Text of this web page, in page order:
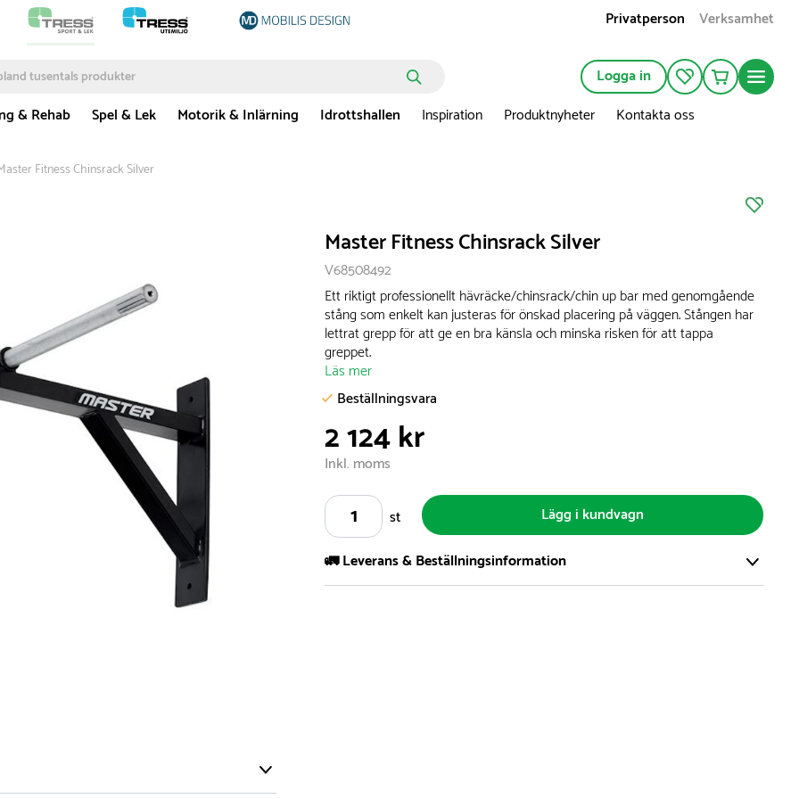
Privatperson Verksamhet
Logga in
& Rehab Spel & Lek Motorik & Inlärning Idrottshallen Inspiration Produktnyheter Kontakta oss
Fitness Chinsrack Silver
Master Fitness Chinsrack Silver
V68508492
Ett riktigt professionellt hävräcke/chinsrack/chin up bar med genomgående
stång som enkelt kan justeras för önskad placering på väggen. Stången har
lettrat grepp för att ge en bra känsla och minska risken för att tappa
greppet.
Läs mer
Beställningsvara
2 124 kr
Inkl. moms
st
Lägg i kundvagn
🚛 Leverans & Beställningsinformation